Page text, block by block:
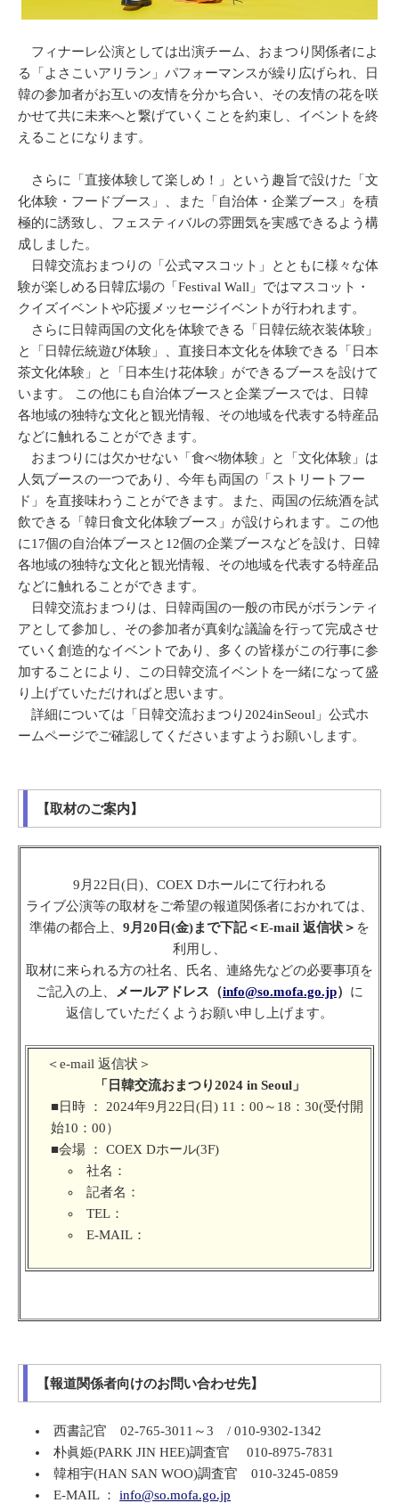
フィナーレ公演としては出演チーム、おまつり関係者によ
る「よさこいアリラン」パフォーマンスが繰り広げられ、日
韓の参加者がお互いの友情を分かち合い、その友情の花を咲
かせて共に未来へと繋げていくことを約束し、イベントを終
えることになります。
さらに「直接体験して楽しめ！」という趣旨で設けた「文
化体験・フードブース」、また「自治体・企業ブース」を積
極的に誘致し、フェスティバルの雰囲気を実感できるよう構
成しました。
日韓交流おまつりの「公式マスコット」とともに様々な体
験が楽しめる日韓広場の「Festival Wall」ではマスコット・
クイズイベントや応援メッセージイベントが行われます。
さらに日韓両国の文化を体験できる「日韓伝統衣装体験」
と「日韓伝統遊び体験」、直接日本文化を体験できる「日本
茶文化体験」と「日本生け花体験」ができるブースを設けて
います。 この他にも自治体ブースと企業ブースでは、日韓
各地域の独特な文化と観光情報、その地域を代表する特産品
などに触れることができます。
おまつりには欠かせない「食べ物体験」と「文化体験」は
人気ブースの一つであり、今年も両国の「ストリートフー
ド」を直接味わうことができます。また、両国の伝統酒を試
飲できる「韓日食文化体験ブース」が設けられます。この他
に17個の自治体ブースと12個の企業ブースなどを設け、日韓
各地域の独特な文化と観光情報、その地域を代表する特産品
などに触れることができます。
日韓交流おまつりは、日韓両国の一般の市民がボランティ
アとして参加し、その参加者が真剣な議論を行って完成させ
ていく創造的なイベントであり、多くの皆様がこの行事に参
加することにより、この日韓交流イベントを一緒になって盛
り上げていただければと思います。
詳細については「日韓交流おまつり2024inSeoul」公式ホ
ームページでご確認してくださいますようお願いします。
【取材のご案内】
9月22日(日)、COEX Dホールにて行われる
ライブ公演等の取材をご希望の報道関係者におかれては、
準備の都合上、 9月20日(金)まで下記＜E-mail 返信状＞ を
利用し、
取材に来られる方の社名、氏名、連絡先などの必要事項を
ご記入の上、
メールアドレス（info@so.mofa.go.jp） に
返信していただくようお願い申し上げます。
＜e-mail 返信状＞
「日韓交流おまつり2024 in Seoul」
■日時 ： 2024年9月22日(日) 11：00～18：30(受付開
始10：00）
■会場 ： COEX Dホール(3F)
社名：
記者名：
TEL：
E-MAIL：
【報道関係者向けのお問い合わせ先】
西書記官 02-765-3011～3 / 010-9302-1342
朴眞姫(PARK JIN HEE)調査官 010-8975-7831
韓相宇(HAN SAN WOO)調査官 010-3245-0859
E-MAIL ：info@so.mofa.go.jp